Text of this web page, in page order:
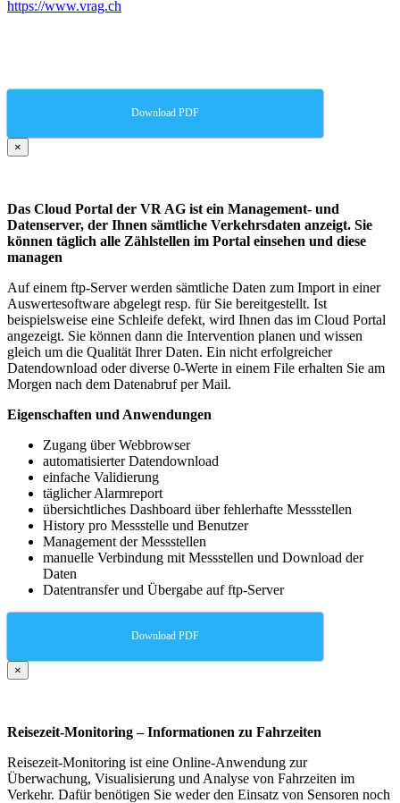
https://www.vrag.ch
Download PDF
×
Das Cloud Portal der VR AG ist ein Management- und
Datenserver, der Ihnen sämtliche Verkehrsdaten anzeigt. Sie
können täglich alle Zählstellen im Portal einsehen und diese
managen
Auf einem ftp-Server werden sämtliche Daten zum Import in einer
Auswertesoftware abgelegt resp. für Sie bereitgestellt. Ist
beispielsweise eine Schleife defekt, wird Ihnen das im Cloud Portal
angezeigt. Sie können dann die Intervention planen und wissen
gleich um die Qualität Ihrer Daten. Ein nicht erfolgreicher
Datendownload oder diverse 0-Werte in einem File erhalten Sie am
Morgen nach dem Datenabruf per Mail.
Eigenschaften und Anwendungen
Zugang über Webbrowser
automatisierter Datendownload
einfache Validierung
täglicher Alarmreport
übersichtliches Dashboard über fehlerhafte Messstellen
History pro Messstelle und Benutzer
Management der Messstellen
manuelle Verbindung mit Messstellen und Download der
Daten
Datentransfer und Übergabe auf ftp-Server
Download PDF
×
Reisezeit-Monitoring – Informationen zu Fahrzeiten
Reisezeit-Monitoring ist eine Online-Anwendung zur
Überwachung, Visualisierung und Analyse von Fahrzeiten im
Verkehr. Dafür benötigen Sie weder den Einsatz von Sensoren noch